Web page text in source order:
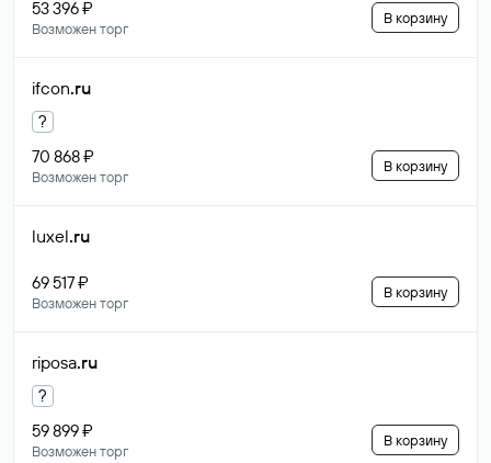
53 396 ₽
Возможен торг
В корзину
ifcon.ru
?
70 868 ₽
Возможен торг
В корзину
luxel.ru
69 517 ₽
Возможен торг
В корзину
riposa.ru
?
59 899 ₽
Возможен торг
В корзину